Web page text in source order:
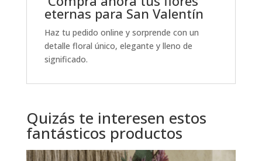
eternas para San Valentín
Haz tu pedido online y sorprende con un
detalle floral único, elegante y lleno de
significado.
Quizás te interesen estos
fantásticos productos